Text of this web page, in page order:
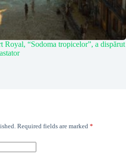
Royal, “Sodoma tropicelor”, a dispărut
Required fields are marked *